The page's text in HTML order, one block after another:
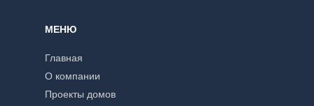
МЕНЮ
Главная
О компании
Проекты домов